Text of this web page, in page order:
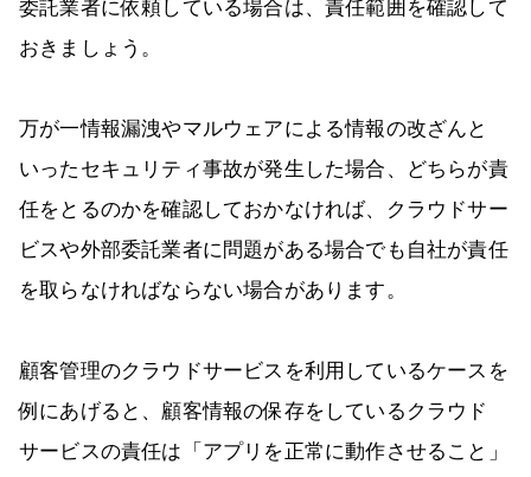
委託業者に依頼している場合は、責任範囲を確認して
おきましょう。
万が一情報漏洩やマルウェアによる情報の改ざんと
いったセキュリティ事故が発生した場合、どちらが責
任をとるのかを確認しておかなければ、クラウドサー
ビスや外部委託業者に問題がある場合でも自社が責任
を取らなければならない場合があります。
顧客管理のクラウドサービスを利用しているケースを
例にあげると、顧客情報の保存をしているクラウド
サービスの責任は「アプリを正常に動作させること」